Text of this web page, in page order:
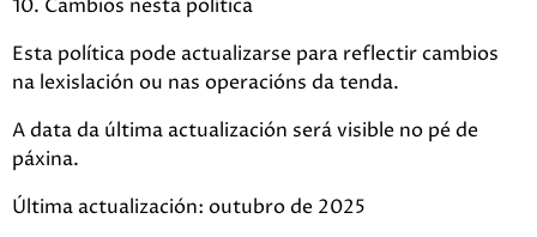
10. Cambios nesta política
Esta política pode actualizarse para reflectir cambios
na lexislación ou nas operacións da tenda.
A data da última actualización será visible no pé de
páxina.
Última actualización: outubro de 2025